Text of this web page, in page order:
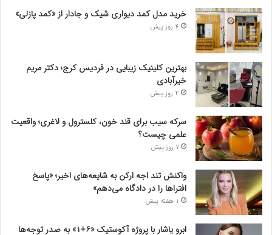
خرید مدل کمد دیواری شیک و جادار از «کمد پازلی»
4 روز پیش
بهترین کلینیک زیبایی در فردیس کرج؛ دکتر مریم
خیرآبادی
4 روز پیش
سرکه سیب برای قند خون، کلسترول و لاغری؛ واقعیت
علمی چیست؟
7 روز پیش
واکنش تند اجه ارکن به شایعه‌های اخیر؛ «پاسخ
افتراها را در دادگاه می‌دهم»
1 هفته پیش
ابرو یاشار با پروژه آکوستیک «۶+۱» به صدر توجه‌ها